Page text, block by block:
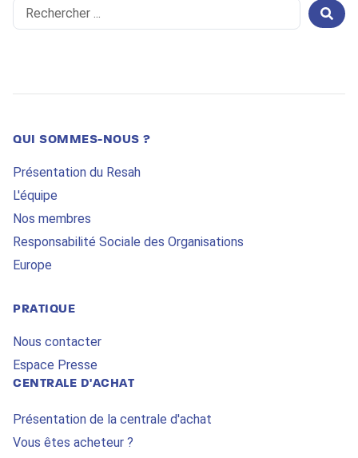
Search
...
QUI SOMMES-NOUS ?
Présentation du Resah
L'équipe
Nos membres
Responsabilité Sociale des Organisations
Europe
PRATIQUE
Nous contacter
Espace Presse
CENTRALE D'ACHAT
Présentation de la centrale d'achat
Vous êtes acheteur ?